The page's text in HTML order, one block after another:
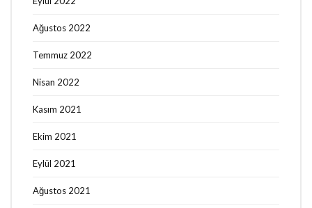
Ağustos 2022
Temmuz 2022
Nisan 2022
Kasım 2021
Ekim 2021
Eylül 2021
Ağustos 2021